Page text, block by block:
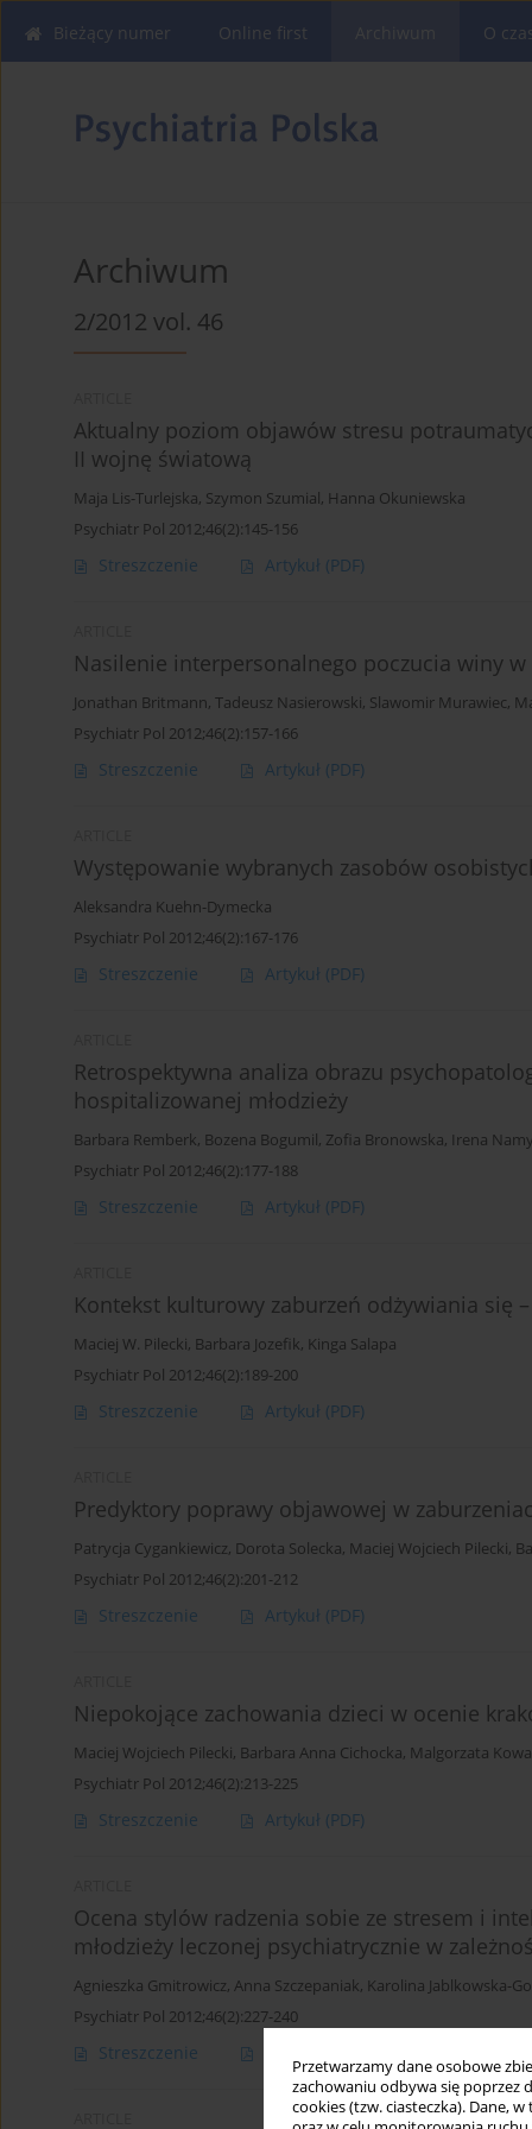
Przetwarzamy dane osobowe
zachowaniu odbywa się poprzez
cookies (tzw. ciasteczka). Dane,
Bieżący numer Online first O
Archiwum
2/2012 vol. 46
Aktualny poziom objawów stresu
II wojnę światową
Maja Lis-Turlejska, Szymon Szumial, Hanna Okuniewska
Psychiatr Pol 2012;46(2):145-156
Streszczenie Artykuł (PDF)
Nasilenie interpersonalnego poczucia winy
Jonathan Britmann, Tadeusz Nasierowski, Slawomir Murawiec,
Psychiatr Pol 2012;46(2):157-166
Streszczenie Artykuł (PDF)
Występowanie wybranych zasobów
Aleksandra Kuehn-Dymecka
Psychiatr Pol 2012;46(2):167-176
Streszczenie Artykuł (PDF)
Retrospektywna analiza obrazu
hospitalizowanej młodzieży
Barbara Remberk, Bozena Bogumil, Zofia Bronowska, Irena
Psychiatr Pol 2012;46(2):177-188
Streszczenie Artykuł (PDF)
Kontekst kulturowy zaburzeń odżywiania się
Maciej W. Pilecki, Barbara Jozefik, Kinga Salapa
Psychiatr Pol 2012;46(2):189-200
Streszczenie Artykuł (PDF)
Predyktory poprawy objawowej w
Patrycja Cygankiewicz, Dorota Solecka, Maciej Wojciech Pilecki,
Psychiatr Pol 2012;46(2):201-212
Streszczenie Artykuł (PDF)
Niepokojące zachowania dzieci w ocenie
Maciej Wojciech Pilecki, Barbara Anna Cichocka, Malgorzata
Psychiatr Pol 2012;46(2):213-225
Streszczenie Artykuł (PDF)
Ocena stylów radzenia sobie ze stresem i
młodzieży leczonej psychiatrycznie w
Agnieszka Gmitrowicz, Anna Szczepaniak, Karolina Jablkowska-
Psychiatr Pol 2012;46(2):227-240
Streszczenie